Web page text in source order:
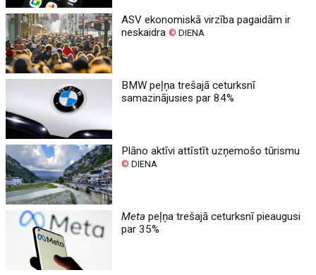
ASV ekonomiskā virzība pagaidām ir
neskaidra© DIENA
BMW peļņa trešajā ceturksnī
samazinājusies par 84%
Plāno aktīvi attīstīt uzņemošo tūrismu
© DIENA
Meta peļņa trešajā ceturksnī pieaugusi
par 35%